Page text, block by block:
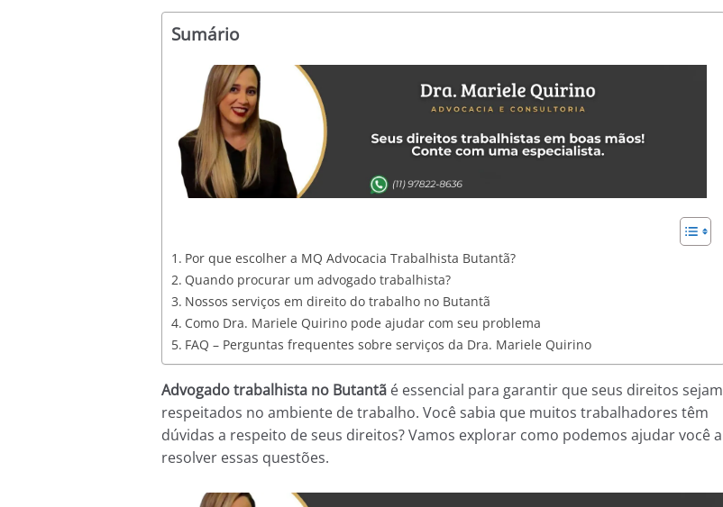
Sumário
Por que escolher a MQ Advocacia Trabalhista Butantã?
Quando procurar um advogado trabalhista?
Nossos serviços em direito do trabalho no Butantã
Como Dra. Mariele Quirino pode ajudar com seu problema
FAQ – Perguntas frequentes sobre serviços da Dra. Mariele Quirino
Advogado trabalhista no Butantãé essencial para garantir que seus direitos sejam
respeitados no ambiente de trabalho. Você sabia que muitos trabalhadores têm
dúvidas a respeito de seus direitos? Vamos explorar como podemos ajudar você a
resolver essas questões.